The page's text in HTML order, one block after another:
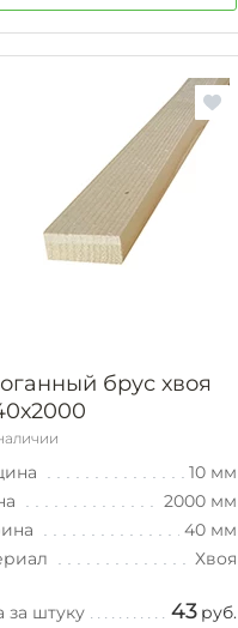
брус хвоя
10 мм
2000 мм
40 мм
Хвоя
за штуку 43 руб.